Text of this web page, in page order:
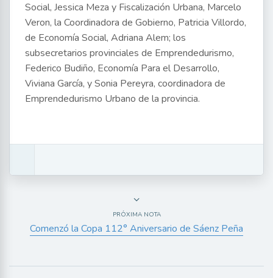
Social, Jessica Meza y Fiscalización Urbana, Marcelo
Veron, la Coordinadora de Gobierno, Patricia Villordo,
de Economía Social, Adriana Alem; los
subsecretarios provinciales de Emprendedurismo,
Federico Budiño, Economía Para el Desarrollo,
Viviana García, y Sonia Pereyra, coordinadora de
Emprendedurismo Urbano de la provincia.
PRÓXIMA NOTA
Comenzó la Copa 112° Aniversario de Sáenz Peña